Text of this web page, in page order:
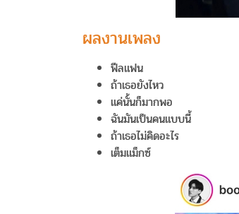
ผลงานเพลง
ฟีลแฟน
ถ้าเธอยังไหว
แค่นั้นก็มากพอ
ฉันมันเป็นคนแบบนี้
ถ้าเธอไม่คิดอะไร
เต็มแม็กซ์